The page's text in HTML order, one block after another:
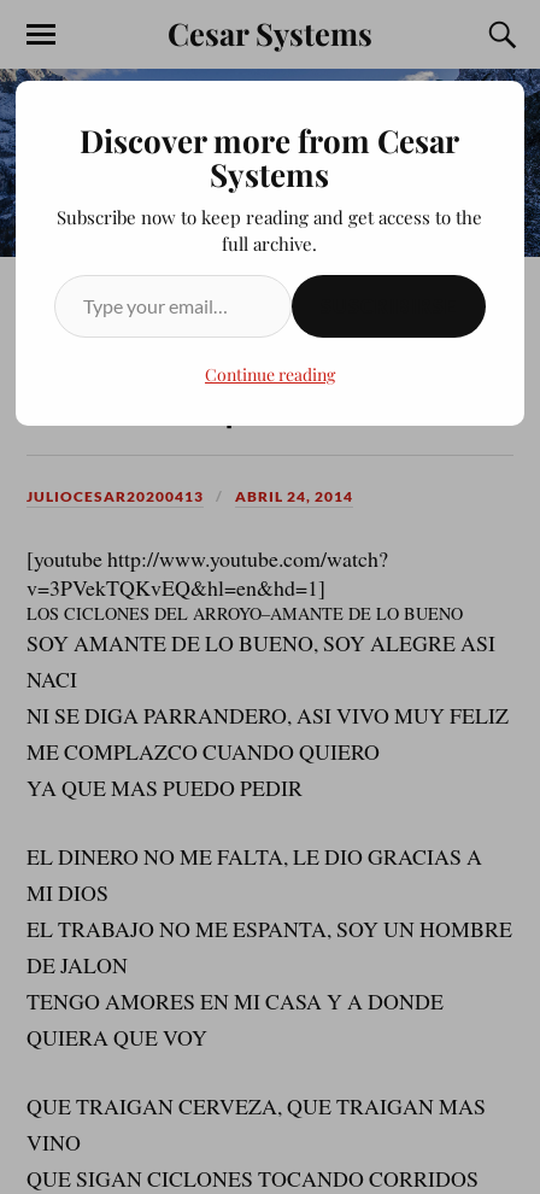
Cesar Systems
LOS CICLONES DEL
ARROYO–AMANTE DE LO
JULIOCESAR20200413 ABRIL 24, 2014
[youtube http://www.youtube.com/watch?
v=3PVekTQKvEQ&hl=en&hd=1]
LOS CICLONES DEL ARROYO–AMANTE DE LO BUENO
SOY AMANTE DE LO BUENO, SOY ALEGRE ASI
NACI
NI SE DIGA PARRANDERO, ASI VIVO MUY FELIZ
ME COMPLAZCO CUANDO QUIERO
YA QUE MAS PUEDO PEDIR
EL DINERO NO ME FALTA, LE DIO GRACIAS A
MI DIOS
EL TRABAJO NO ME ESPANTA, SOY UN HOMBRE
DE JALON
TENGO AMORES EN MI CASA Y A DONDE
QUIERA QUE VOY
QUE TRAIGAN CERVEZA, QUE TRAIGAN MAS
VINO
QUE SIGAN CICLONES TOCANDO CORRIDOS
Discover more from Cesar
Systems
Subscribe now to keep reading and get access to the
full archive.
Continue reading